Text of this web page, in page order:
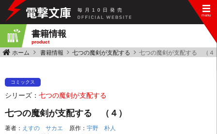
毎 月 10 日 発 売
書籍情報
product
ホーム 書籍情報 七つの魔剣が支配する 七つの魔剣が支配する （４
コミックス
シリーズ： 七つの魔剣が支配する
七つの魔剣が支配する （４）
著者： えすの サカエ 原作： 宇野 朴人